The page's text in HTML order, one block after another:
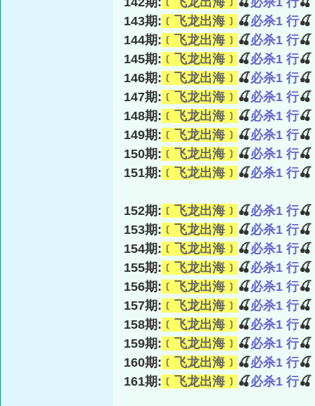
143期: ﹝飞龙出海﹞ 🍒必杀1 行🍒
144期: ﹝飞龙出海﹞ 🍒必杀1 行🍒
145期: ﹝飞龙出海﹞ 🍒必杀1 行🍒
146期: ﹝飞龙出海﹞ 🍒必杀1 行🍒
147期: ﹝飞龙出海﹞ 🍒必杀1 行🍒
148期: ﹝飞龙出海﹞ 🍒必杀1 行🍒
149期: ﹝飞龙出海﹞ 🍒必杀1 行🍒
150期: ﹝飞龙出海﹞ 🍒必杀1 行🍒
151期: ﹝飞龙出海﹞ 🍒必杀1 行🍒
152期: ﹝飞龙出海﹞ 🍒必杀1 行🍒
153期: ﹝飞龙出海﹞ 🍒必杀1 行🍒
154期: ﹝飞龙出海﹞ 🍒必杀1 行🍒
155期: ﹝飞龙出海﹞ 🍒必杀1 行🍒
156期: ﹝飞龙出海﹞ 🍒必杀1 行🍒
157期: ﹝飞龙出海﹞ 🍒必杀1 行🍒
158期: ﹝飞龙出海﹞ 🍒必杀1 行🍒
159期: ﹝飞龙出海﹞ 🍒必杀1 行🍒
160期: ﹝飞龙出海﹞ 🍒必杀1 行🍒
161期: ﹝飞龙出海﹞ 🍒必杀1 行🍒